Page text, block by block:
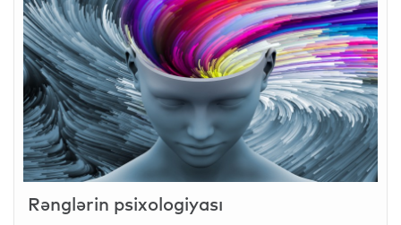
Rənglərin psixologiyası